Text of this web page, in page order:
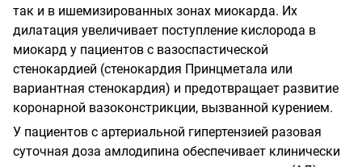
так и в ишемизированных зонах миокарда. Их
дилатация увеличивает поступление кислорода в
миокард у пациентов с вазоспастической
стенокардией (стенокардия Принцметала или
вариантная стенокардия) и предотвращает развитие
коронарной вазоконстрикции, вызванной курением.
У пациентов с артериальной гипертензией разовая
суточная доза амлодипина обеспечивает клинически